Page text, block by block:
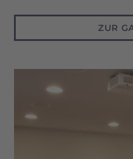
Das HYPERION Hotel
dieses sicher im
parken und auf einem
Morgen erwartet Sie im
Hamburg ein
ZUR